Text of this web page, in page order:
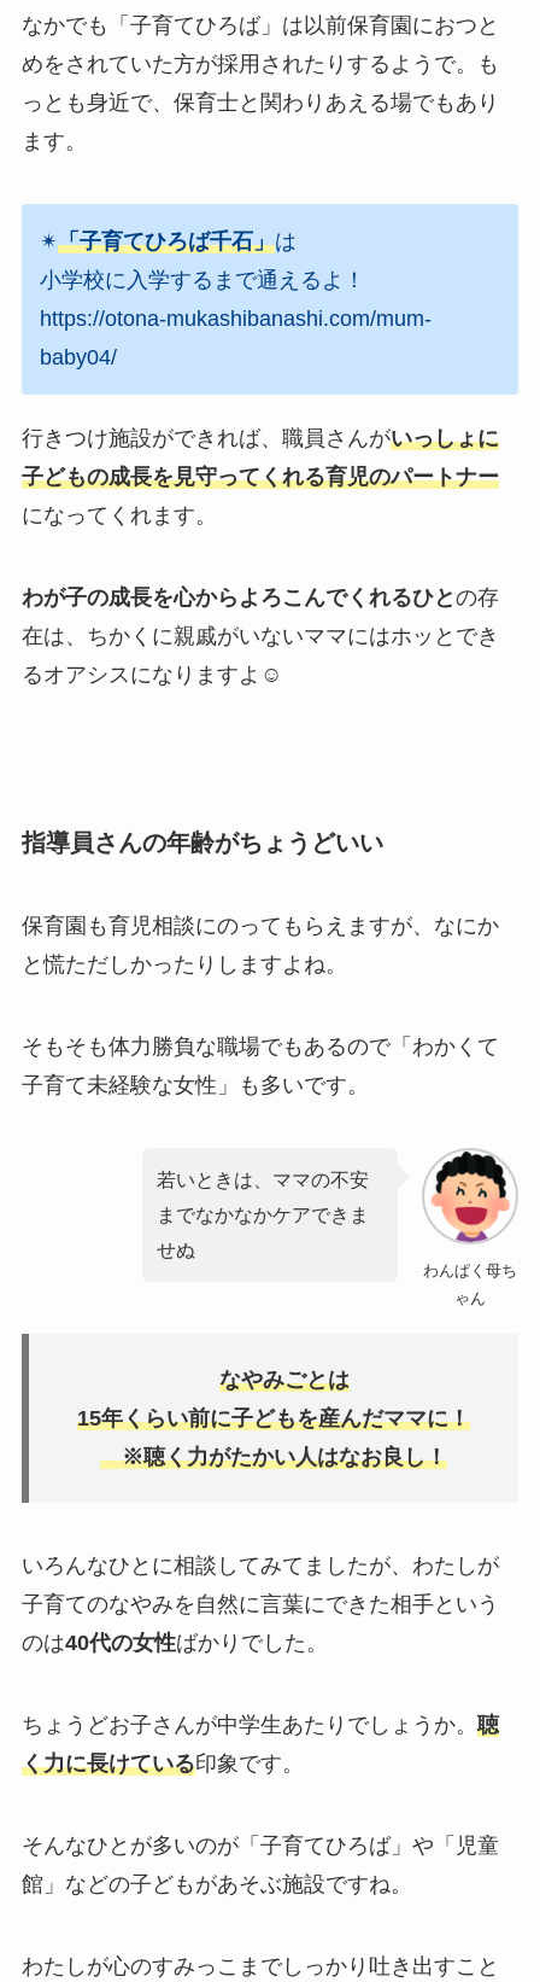
なかでも「子育てひろば」は以前保育園におつと
めをされていた方が採用されたりするようで。も
っとも身近で、保育士と関わりあえる場でもあり
ます。
✴「子育てひろば千石」は
小学校に入学するまで通えるよ！
https://otona-mukashibanashi.com/mum-
baby04/
行きつけ施設ができれば、職員さんがいっしょに
子どもの成長を見守ってくれる育児のパートナー
になってくれます。
わが子の成長を心からよろこんでくれるひとの存
在は、ちかくに親戚がいないママにはホッとでき
るオアシスになりますよ☺
指導員さんの年齢がちょうどいい
保育園も育児相談にのってもらえますが、なにか
と慌ただしかったりしますよね。
そもそも体力勝負な職場でもあるので「わかくて
子育て未経験な女性」も多いです。
わんぱく母ち
ゃん
若いときは、ママの不安
までなかなかケアできま
せぬ
なやみごとは
15年くらい前に子どもを産んだママに！
※聴く力がたかい人はなお良し！
いろんなひとに相談してみてましたが、わたしが
子育てのなやみを自然に言葉にできた相手という
のは40代の女性ばかりでした。
ちょうどお子さんが中学生あたりでしょうか。 聴
く力に長けている印象です。
そんなひとが多いのが「子育てひろば」や「児童
館」などの子どもがあそぶ施設ですね。
わたしが心のすみっこまでしっかり吐き出すこと